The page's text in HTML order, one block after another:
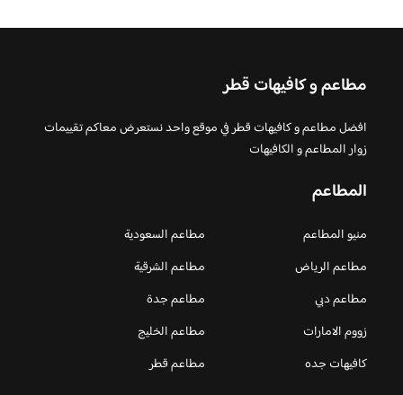
مطاعم و كافيهات قطر
افضل مطاعم و كافيهات قطر في موقع واحد نستعرض معاكم تقييمات
زوار المطاعم و الكافيهات
المطاعم
منيو المطاعم
مطاعم السعودية
مطاعم الرياض
مطاعم الشرقية
مطاعم دبي
مطاعم جدة
زووم الامارات
مطاعم الخليج
كافيهات جده
مطاعم قطر